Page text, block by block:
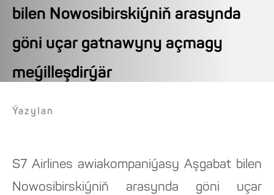
bilen Nowosibirskiýniň arasynda
göni uçar gatnawyny açmagy
meýilleşdirýär
Ýazylan
S7 Airlines awiakompaniýasy Aşgabat bilen
Nowosibirskiýniň arasynda göni uçar